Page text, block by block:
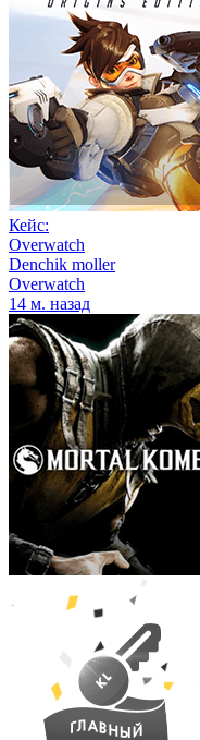
Кейс:
Overwatch
Denchik moller
Overwatch
14 м. назад